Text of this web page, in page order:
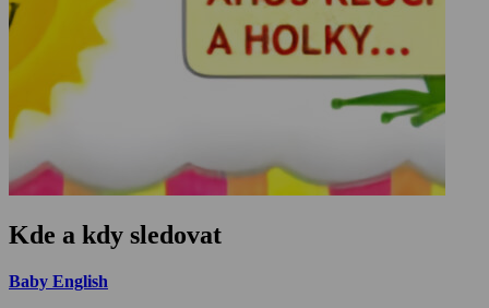
Kde a kdy sledovat
Baby English